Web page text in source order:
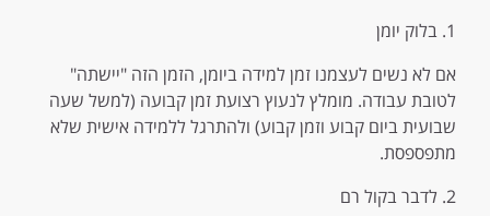
1. בלוק יומן
אם לא נשים לעצמנו זמן למידה ביומן, הזמן הזה "יישתה"
לטובת עבודה. מומלץ לנעוץ רצועת זמן קבועה (למשל שעה
שבועית ביום קבוע וזמן קבוע) ולהתרגל ללמידה אישית שלא
מתפספסת.
2. לדבר בקול רם